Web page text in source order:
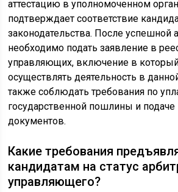
аттестацию в уполномоченном
подтверждает соответствие
законодательства. После успешной
необходимо подать заявление в
управляющих, включение в
осуществлять деятельность в
также соблюдать требования по
государственной пошлины и
документов.
Какие требования
кандидатам на статус
управляющего?